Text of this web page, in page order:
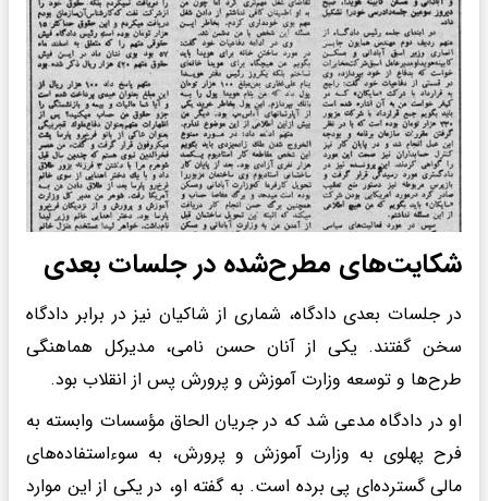
شکایت‌های مطرح‌شده در جلسات بعدی
در جلسات بعدی دادگاه، شماری از شاکیان نیز در برابر دادگاه
سخن گفتند. یکی از آنان حسن نامی، مدیرکل هماهنگی
طرح‌ها و توسعه وزارت آموزش و پرورش پس از انقلاب بود.
او در دادگاه مدعی شد که در جریان الحاق مؤسسات وابسته به
فرح پهلوی به وزارت آموزش و پرورش، به سوءاستفاده‌های
مالی گسترده‌ای پی برده است. به گفته او، در یکی از این موارد